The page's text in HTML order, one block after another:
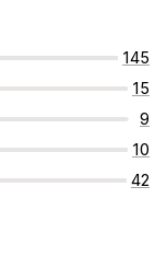
145
15
9
10
42